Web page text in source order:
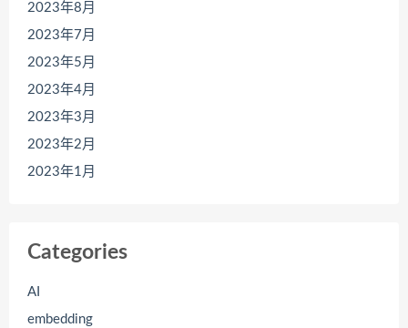
2023年8月
2023年7月
2023年5月
2023年4月
2023年3月
2023年2月
2023年1月
Categories
AI
embedding